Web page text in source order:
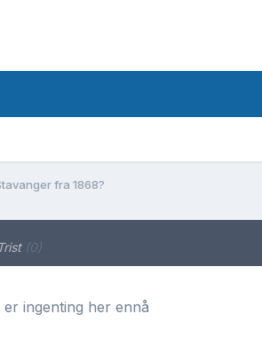
fra 1868?
Trist (0)
er ingenting her ennå